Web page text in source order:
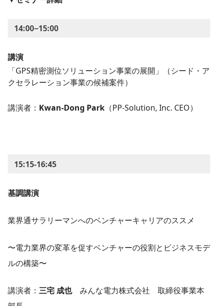
14:00−15:00
講演
「GPS精密測位ソリューション事業の展開」（シード・ア
クセラレーション事業の候補案件）
講演者： Kwan-Dong Park （PP-Solution, Inc. CEO）
15:15-16:45
基調講演
業界通サラリーマンへのベンチャーキャリアのススメ
〜電力業界の変革を促すベンチャーの役割とビジネスモデ
ルの構築〜
講演者： 三宅 成也みんな電力株式会社 取締役事業本